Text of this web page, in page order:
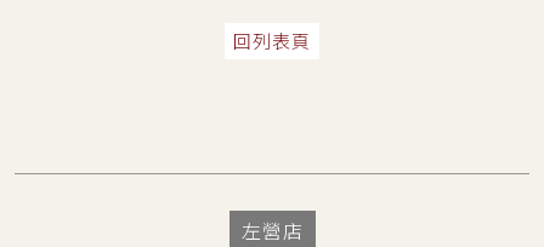
回列表頁
左營店